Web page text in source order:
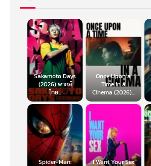
Sakamoto Days
(2026) พากย์
ไทย...
Once Upon a
Time in a
Cinema (2026)...
Spider-Man:
I Want Your Sex